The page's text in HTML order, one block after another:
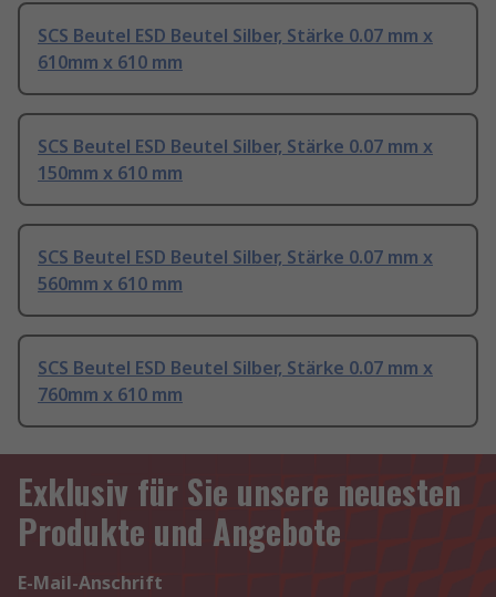
SCS Beutel ESD Beutel Silber, Stärke 0.07 mm x
610mm x 610 mm
SCS Beutel ESD Beutel Silber, Stärke 0.07 mm x
150mm x 610 mm
SCS Beutel ESD Beutel Silber, Stärke 0.07 mm x
560mm x 610 mm
SCS Beutel ESD Beutel Silber, Stärke 0.07 mm x
760mm x 610 mm
Exklusiv für Sie unsere neuesten
Produkte und Angebote
E-Mail-Anschrift